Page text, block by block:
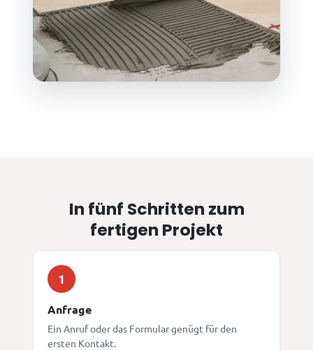
In fünf Schritten zum
fertigen Projekt
1
Anfrage
Ein Anruf oder das Formular genügt für den
ersten Kontakt.